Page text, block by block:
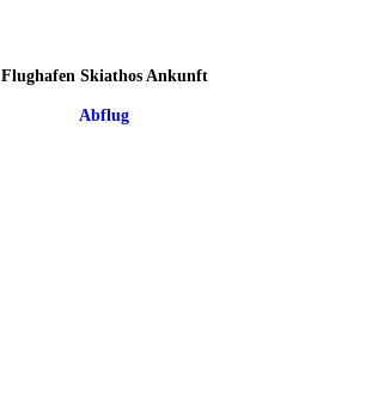
Flughafen Skiathos Ankunft
Abflug